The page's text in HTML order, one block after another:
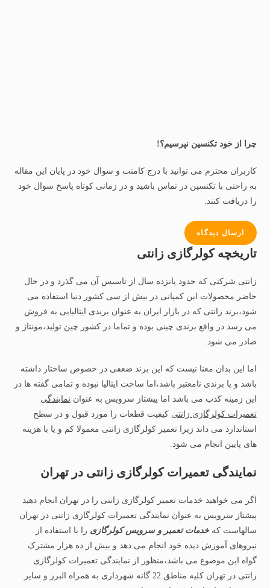
چرا از خود تکنسین نپرسیم؟!
کاربران محترم می توانید با درج کامنت و سوال خود در پایان این مقاله
به راحتی با تکنسین در تماس باشید و در زمانی کوتاه پاسخ سوال خود
را دریافت کنند.
ارسال دیدگاه
تاریخچه کولرگازی زانتی
زانتی شرکتی که حدود پانزده سال از تاسیس آن می گذرد و در حال
حاضر محصولات این کمپانی در بیش از سی کشور دنیا استفاده می
شود،برند زانتی که در بازار ایران به عنوان برندی ایتالیایی به فروش
می رسد در واقع برندی چینی بوده و تماما در کشور چین تولید،مونتاژ و
صادر می شود.
اما این بدان معنا نیست که این برند ضعفی در خصوص ساختار داشته
باشد و یا برندی نامعتبر باشد،اما ساخت ایتالیا نبوده و تمامی گفته ها در
این زمینه کذب می باشد اما پیشتاز سرویس به عنوان نمایندگی
تعمیرات کولرگازی زانتی کیفیت قطعات را مورد قبول و در سطح
استاندارد می داند زیرا تعمیر کولرگازی زانتی معمولا کم و یا با هزینه
های پایین انجام می شود.
نمایندگی تعمیرات کولرگازی زانتی در تهران
اگر می خواهید خدمات تعمیر کولرگازی زانتی را در تهران انجام دهید
پیشتاز سرویس به عنوان نمایندگی تعمیرات کولرگازی زانتی در تهران
سالهاست کهخدمات تعمیر و سرویس کولرگازی را با استفاده از
نیروهای آموزش دیده خود انجام می دهد و بیش از ده هزار مشترک
گواه این موضوع می باشد،منظور از نمایندگی تعمیرات کولرگازی
زانتی در تهران کلیه مناطق 22 گانه شهرداری به همراه البرز و سایر